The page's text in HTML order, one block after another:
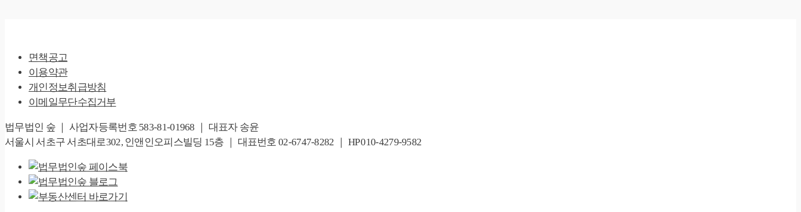
면책공고
이용약관
개인정보취급방침
이메일무단수집거부
법무법인 숲 ｜ 사업자등록번호 583-81-01968 ｜ 대표자 송윤
서울시 서초구 서초대로302, 인앤인오피스빌딩 15층 ｜ 대표번호 02-6747-8282 ｜ HP 010-4279-9582